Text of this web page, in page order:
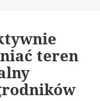
teren